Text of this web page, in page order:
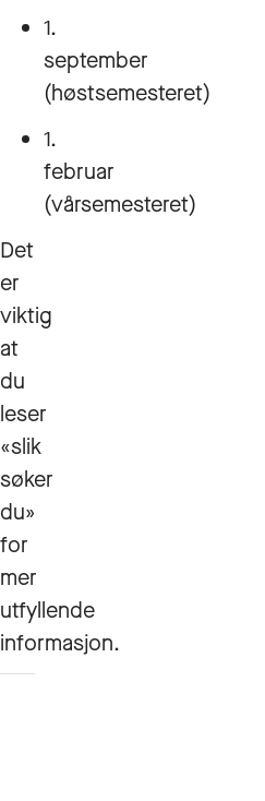
1.
september
(høstsemesteret)
1.
februar
(vårsemesteret)
Det
er
viktig
at
du
leser
«slik
søker
du»
for
mer
utfyllende
informasjon.